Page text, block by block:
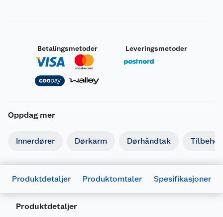
Betalingsmetoder Leveringsmetoder
Oppdag mer
Innerdører Dørkarm Dørhåndtak
Produktdetaljer Produktomtaler Spesifikasjoner
Produktdetaljer